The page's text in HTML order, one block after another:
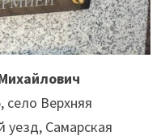
село Верхняя
уезд, Самарская